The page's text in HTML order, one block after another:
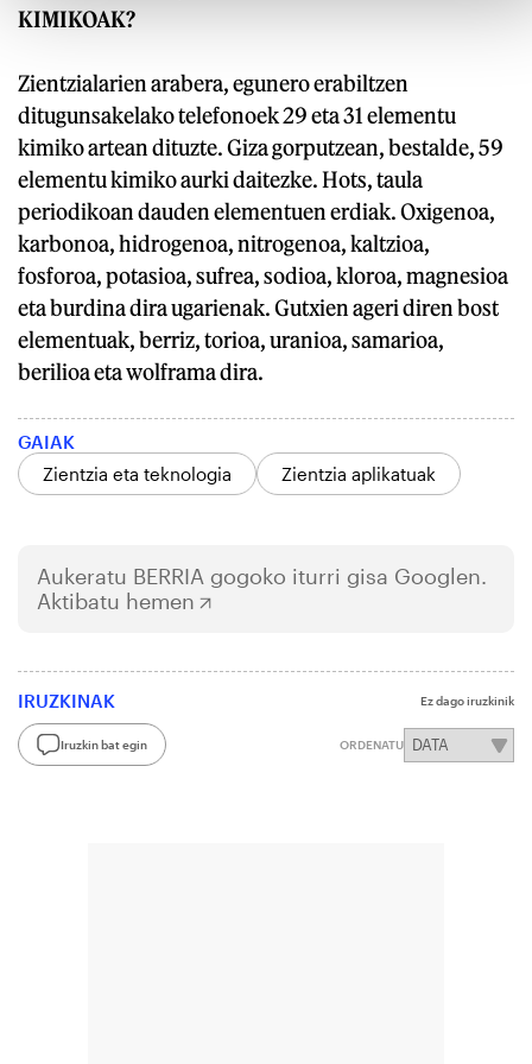
KIMIKOAK?
Zientzialarien arabera, egunero erabiltzen
ditugunsakelako telefonoek 29 eta 31 elementu
kimiko artean dituzte. Giza gorputzean, bestalde, 59
elementu kimiko aurki daitezke. Hots, taula
periodikoan dauden elementuen erdiak. Oxigenoa,
karbonoa, hidrogenoa, nitrogenoa, kaltzioa,
fosforoa, potasioa, sufrea, sodioa, kloroa, magnesioa
eta burdina dira ugarienak. Gutxien ageri diren bost
elementuak, berriz, torioa, uranioa, samarioa,
berilioa eta wolframa dira.
GAIAK
Zientzia eta teknologia
Zientzia aplikatuak
Aukeratu BERRIA gogoko iturri gisa Googlen.
Aktibatu hemen
IRUZKINAK Ez dago iruzkinik
Iruzkin bat egin ORDENATU